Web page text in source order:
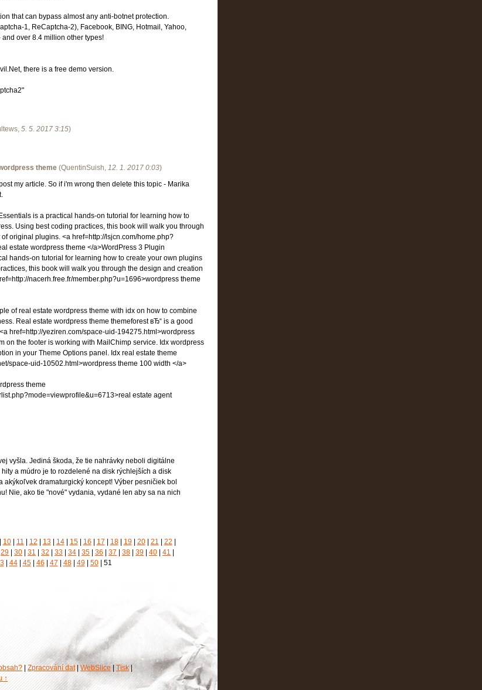
that can bypass almost any anti-botnet protection.
1, ReCaptcha-2), Facebook, BING, Hotmail, Yahoo,
over 8.4 million other types!
there is a free demo version.
, 5. 5. 2017 3:15)
theme (QuentinSuish, 12. 1. 2017 0:03)
my article. So if i'm wrong then delete this topic - Marika
is a practical hands-on tutorial for learning how to
Using best coding practices, this book will walk you through
original plugins. <a href=http://lsjcn.com/home.php?
estate wordpress theme </a>WordPress 3 Plugin
hands-on tutorial for learning how to create your own plugins
this book will walk you through the design and creation
nacerh.free.fr/member.php?u=1696>wordpress theme
of real estate wordpress theme with idx on how to combine
Real estate wordpress theme themeforest вЂ“ is a good
href=http://yeziren.com/space-uid-194275.html>wordpress
on the footer is working with MailChimp service. Idx wordpress
in your Theme Options panel. Idx real estate theme
space-uid-10502.html>wordpress theme 100 width </a>
theme
estate agent
vyšla. Jediná škoda, že tie nahrávky neboli digitálne
a múdro je to rozdelené na disk rýchlejších a disk
dramaturgický koncept! Výber pesničiek bol
Nie, ako tie "nové" vydania, vydané len aby sa na nich
10 11 12 13 14 15 16 17 18 19 20 21 22
29 30 31 32 33 34 35 36 37 38 39 40 41
44 45 46 47 48 49 50 51
Zpracování dat|WebSlice Tisk|
↑